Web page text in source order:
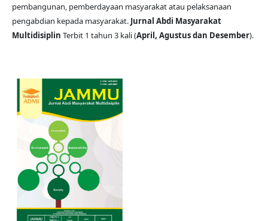
pembangunan, pemberdayaan masyarakat atau pelaksanaan
pengabdian kepada masyarakat. Jurnal Abdi Masyarakat
Multidisiplin Terbit 1 tahun 3 kali (April, Agustus dan Desember).